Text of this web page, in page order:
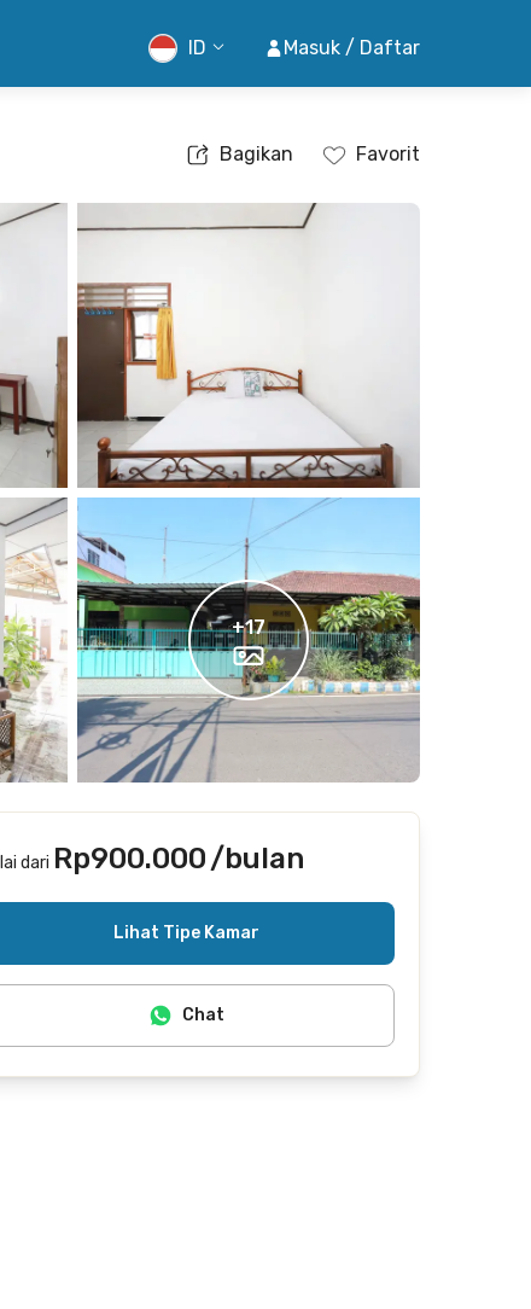
ID Masuk / Daftar
Bagikan Favorit
+17
dari Rp900.000/bulan
Lihat Tipe Kamar
Chat